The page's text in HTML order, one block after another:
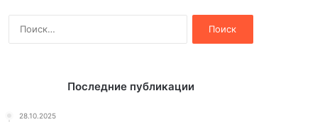
Последние публикации
28.10.2025